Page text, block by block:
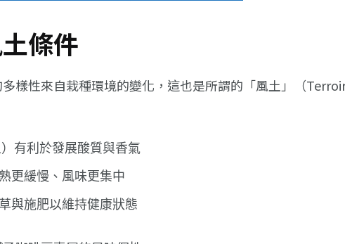
條件
樣性來自栽種環境的變化，這也是所謂的「風土」（
有利於發展酸質與香氣
更緩慢、風味更集中
與施肥以維持健康狀態